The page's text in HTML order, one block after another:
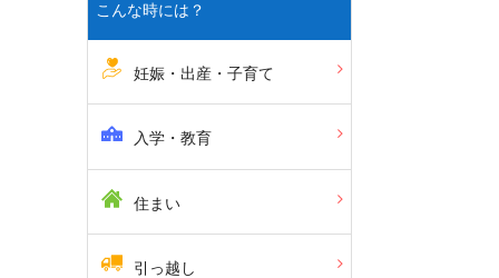
こんな時には？
妊娠・出産・子育て
入学・教育
住まい
引っ越し